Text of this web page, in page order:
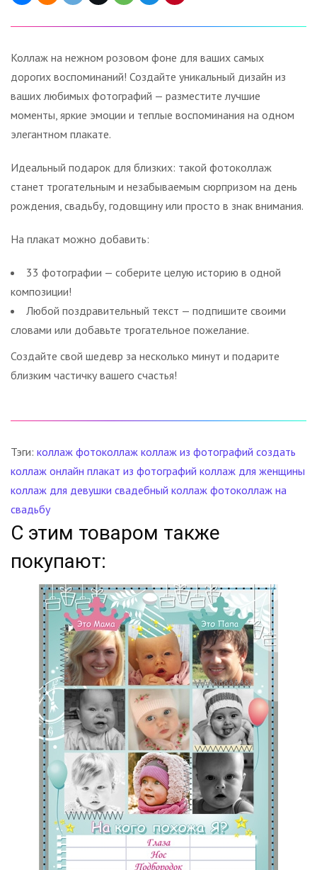
Коллаж на нежном розовом фоне для ваших самых
дорогих воспоминаний! Создайте уникальный дизайн из
ваших любимых фотографий — разместите лучшие
моменты, яркие эмоции и теплые воспоминания на одном
элегантном плакате.
Идеальный подарок для близких: такой фотоколлаж
станет трогательным и незабываемым сюрпризом на день
рождения, свадьбу, годовщину или просто в знак внимания.
На плакат можно добавить:
33 фотографии — соберите целую историю в одной
композиции!
Любой поздравительный текст — подпишите своими
словами или добавьте трогательное пожелание.
Создайте свой шедевр за несколько минут и подарите
близким частичку вашего счастья!
Тэги: коллаж фотоколлаж коллаж из фотографий создать
коллаж онлайн плакат из фотографий коллаж для женщины
коллаж для девушки свадебный коллаж фотоколлаж на
свадьбу
С этим товаром также
покупают: